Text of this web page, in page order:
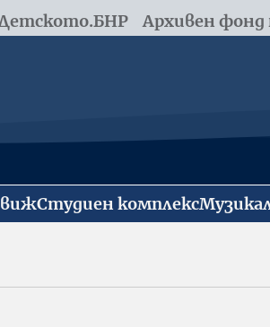
Архивен фонд
вижСтудиен комплекс